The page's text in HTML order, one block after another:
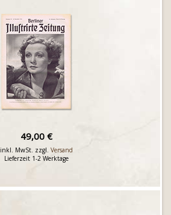
49,00 €
inkl. MwSt. zzgl. Versand
Lieferzeit 1-2 Werktage